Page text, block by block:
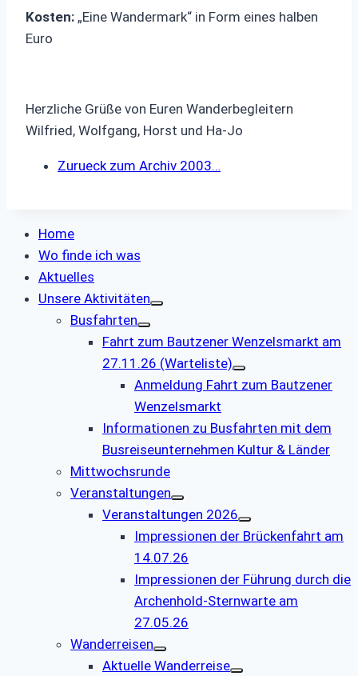
Kosten: „Eine Wandermark“ in Form eines halben
Euro
Herzliche Grüße von Euren Wanderbegleitern
Wilfried, Wolfgang, Horst und Ha-Jo
Zurueck zum Archiv 2003…
Home
Wo finde ich was
Aktuelles
Unsere Aktivitäten
Busfahrten
Fahrt zum Bautzener Wenzelsmarkt am
27.11.26 (Warteliste)
Anmeldung Fahrt zum Bautzener
Wenzelsmarkt
Informationen zu Busfahrten mit dem
Busreiseunternehmen Kultur & Länder
Mittwochsrunde
Veranstaltungen
Veranstaltungen 2026
Impressionen der Brückenfahrt am
14.07.26
Impressionen der Führung durch die
Archenhold-Sternwarte am
27.05.26
Wanderreisen
Aktuelle Wanderreise